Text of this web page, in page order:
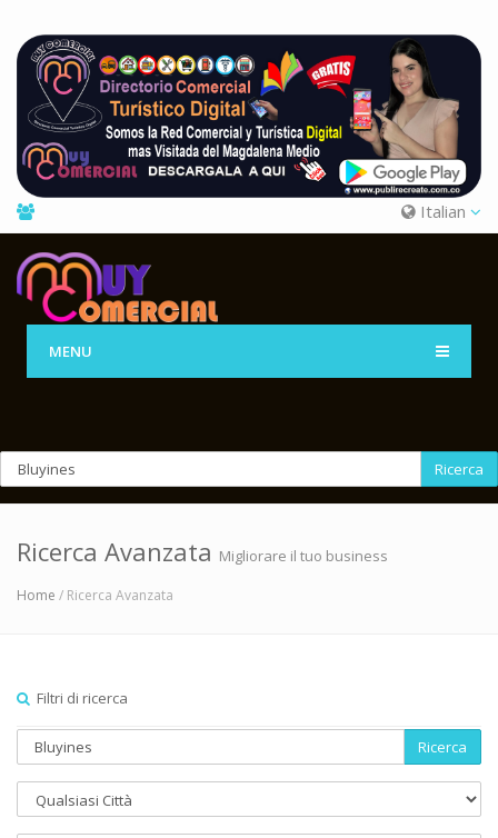
Italian
MENU
Ricerca
Ricerca Avanzata Migliorare il tuo business
Home / Ricerca Avanzata
Filtri di ricerca
Ricerca